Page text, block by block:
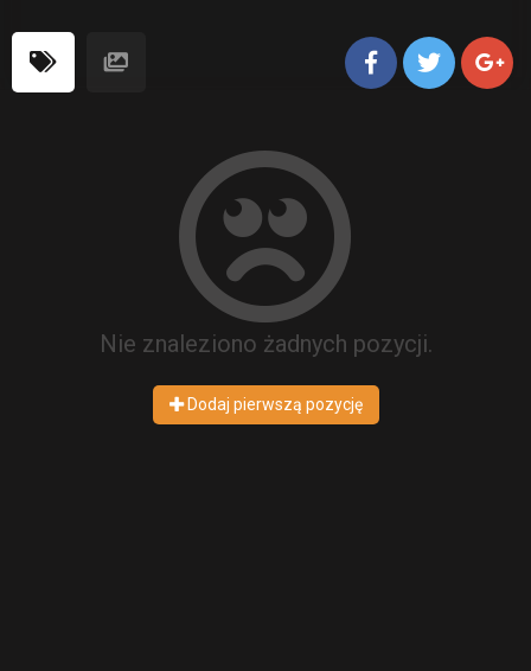
Nie znaleziono żadnych pozycji.
Dodaj pierwszą pozycję